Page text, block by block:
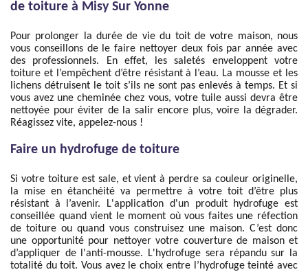
de toiture à Misy Sur Yonne
Pour prolonger la durée de vie du toit de votre maison, nous
vous conseillons de le faire nettoyer deux fois par année avec
des professionnels. En effet, les saletés enveloppent votre
toiture et l’empêchent d’être résistant à l’eau. La mousse et les
lichens détruisent le toit s’ils ne sont pas enlevés à temps. Et si
vous avez une cheminée chez vous, votre tuile aussi devra être
nettoyée pour éviter de la salir encore plus, voire la dégrader.
Réagissez vite, appelez-nous !
Faire un hydrofuge de toiture
Si votre toiture est sale, et vient à perdre sa couleur originelle,
la mise en étanchéité va permettre à votre toit d’être plus
résistant à l’avenir. L'application d'un produit hydrofuge est
conseillée quand vient le moment où vous faites une réfection
de toiture ou quand vous construisez une maison. C’est donc
une opportunité pour nettoyer votre couverture de maison et
d’appliquer de l'anti-mousse. L'hydrofuge sera répandu sur la
totalité du toit. Vous avez le choix entre l’hydrofuge teinté avec